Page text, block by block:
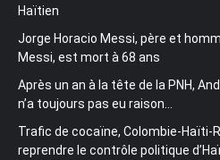
Haïtien
Jorge Horacio Messi, père et
Messi, est mort à 68 ans
Après un an à la tête de la PNH,
n’a toujours pas eu raison…
Trafic de cocaïne, Colombie-Haïti-
reprendre le contrôle politique